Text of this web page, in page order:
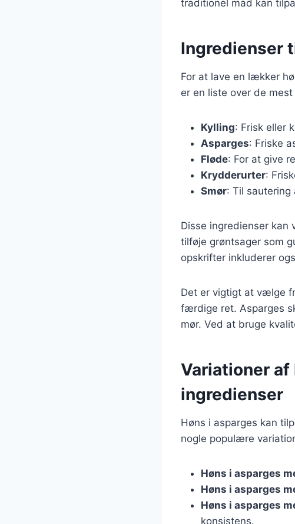
traditionel mad kan
Ingredienser
For at lave en lækker
er en liste over de
Kylling: Frisk eller
Asparges: Friske
Fløde: For at give
Krydderurter:
Smør: Til sautering
Disse ingredienser kan
tilføje grøntsager som
opskrifter inkluderer
Det er vigtigt at vælge
færdige ret. Asparges
mør. Ved at bruge
Variationer
ingredienser
Høns i asparges kan
nogle populære
Høns i asparges
Høns i asparges
Høns i asparges
konsistens.